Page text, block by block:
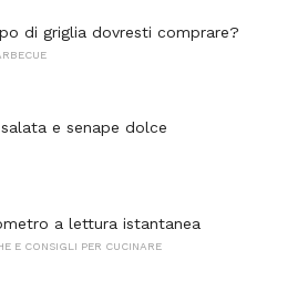
di griglia dovresti comprare?
e senape dolce
a lettura istantanea
E CONSIGLI PER CUCINARE